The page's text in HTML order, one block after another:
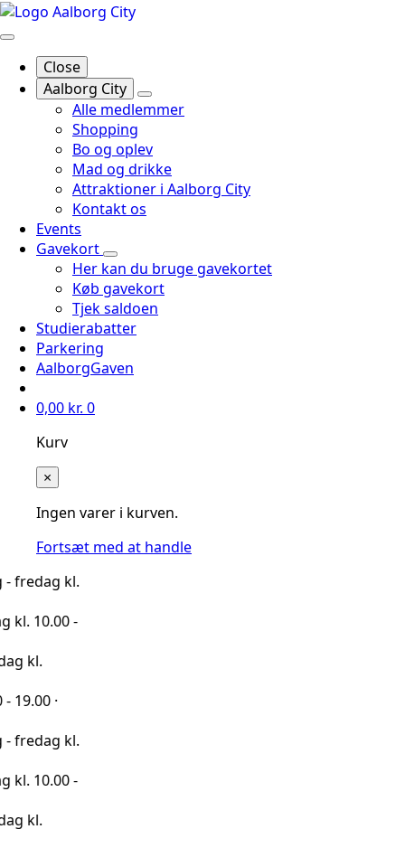
Close
Aalborg City
Alle medlemmer
Shopping
Bo og oplev
Mad og drikke
Attraktioner i Aalborg City
Kontakt os
Events
Gavekort
Her kan du bruge gavekortet
Køb gavekort
Tjek saldoen
Studierabatter
Parkering
AalborgGaven
0,00 kr. 0
Kurv
×
Ingen varer i kurven.
Fortsæt med at handle
kl.
-
kl.
-